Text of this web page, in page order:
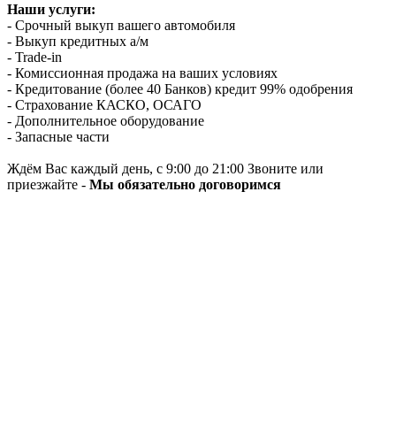
Наши услуги:
- Срочный выкуп вашего автомобиля
- Выкуп кредитных а/м
- Trade-in
- Комиссионная продажа на ваших условиях
- Кредитование (более 40 Банков) кредит 99% одобрения
- Страхование КАСКО, ОСАГО
- Дополнительное оборудование
- Запасные части
Ждём Вас каждый день, с 9:00 до 21:00 Звоните или
приезжайте - Мы обязательно договоримся